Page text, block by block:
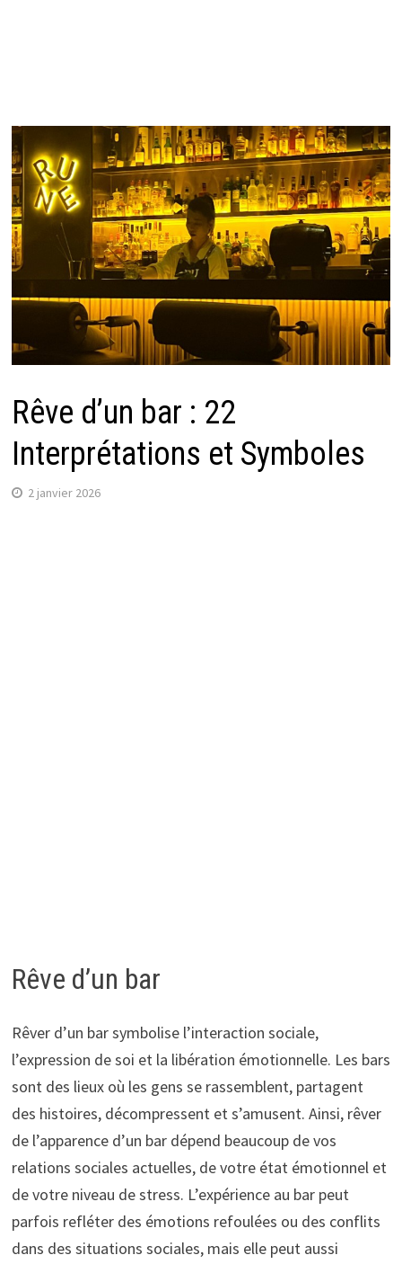
Rêve d’un bar : 22
Interprétations et Symboles
2 janvier 2026
Rêve d’un bar
Rêver d’un bar symbolise l’interaction sociale,
l’expression de soi et la libération émotionnelle. Les bars
sont des lieux où les gens se rassemblent, partagent
des histoires, décompressent et s’amusent. Ainsi, rêver
de l’apparence d’un bar dépend beaucoup de vos
relations sociales actuelles, de votre état émotionnel et
de votre niveau de stress. L’expérience au bar peut
parfois refléter des émotions refoulées ou des conflits
dans des situations sociales, mais elle peut aussi